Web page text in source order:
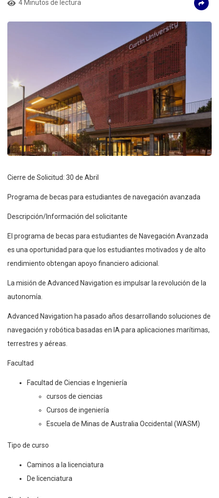
4 Minutos de lectura
Cierre de Solicitud: 30 de Abril
Programa de becas para estudiantes de navegación avanzada
Descripción/Información del solicitante
El programa de becas para estudiantes de Navegación Avanzada
es una oportunidad para que los estudiantes motivados y de alto
rendimiento obtengan apoyo financiero adicional.
La misión de Advanced Navigation es impulsar la revolución de la
autonomía.
Advanced Navigation ha pasado años desarrollando soluciones de
navegación y robótica basadas en IA para aplicaciones marítimas,
terrestres y aéreas.
Facultad
Facultad de Ciencias e Ingeniería
cursos de ciencias
Cursos de ingeniería
Escuela de Minas de Australia Occidental (WASM)
Tipo de curso
Caminos a la licenciatura
De licenciatura